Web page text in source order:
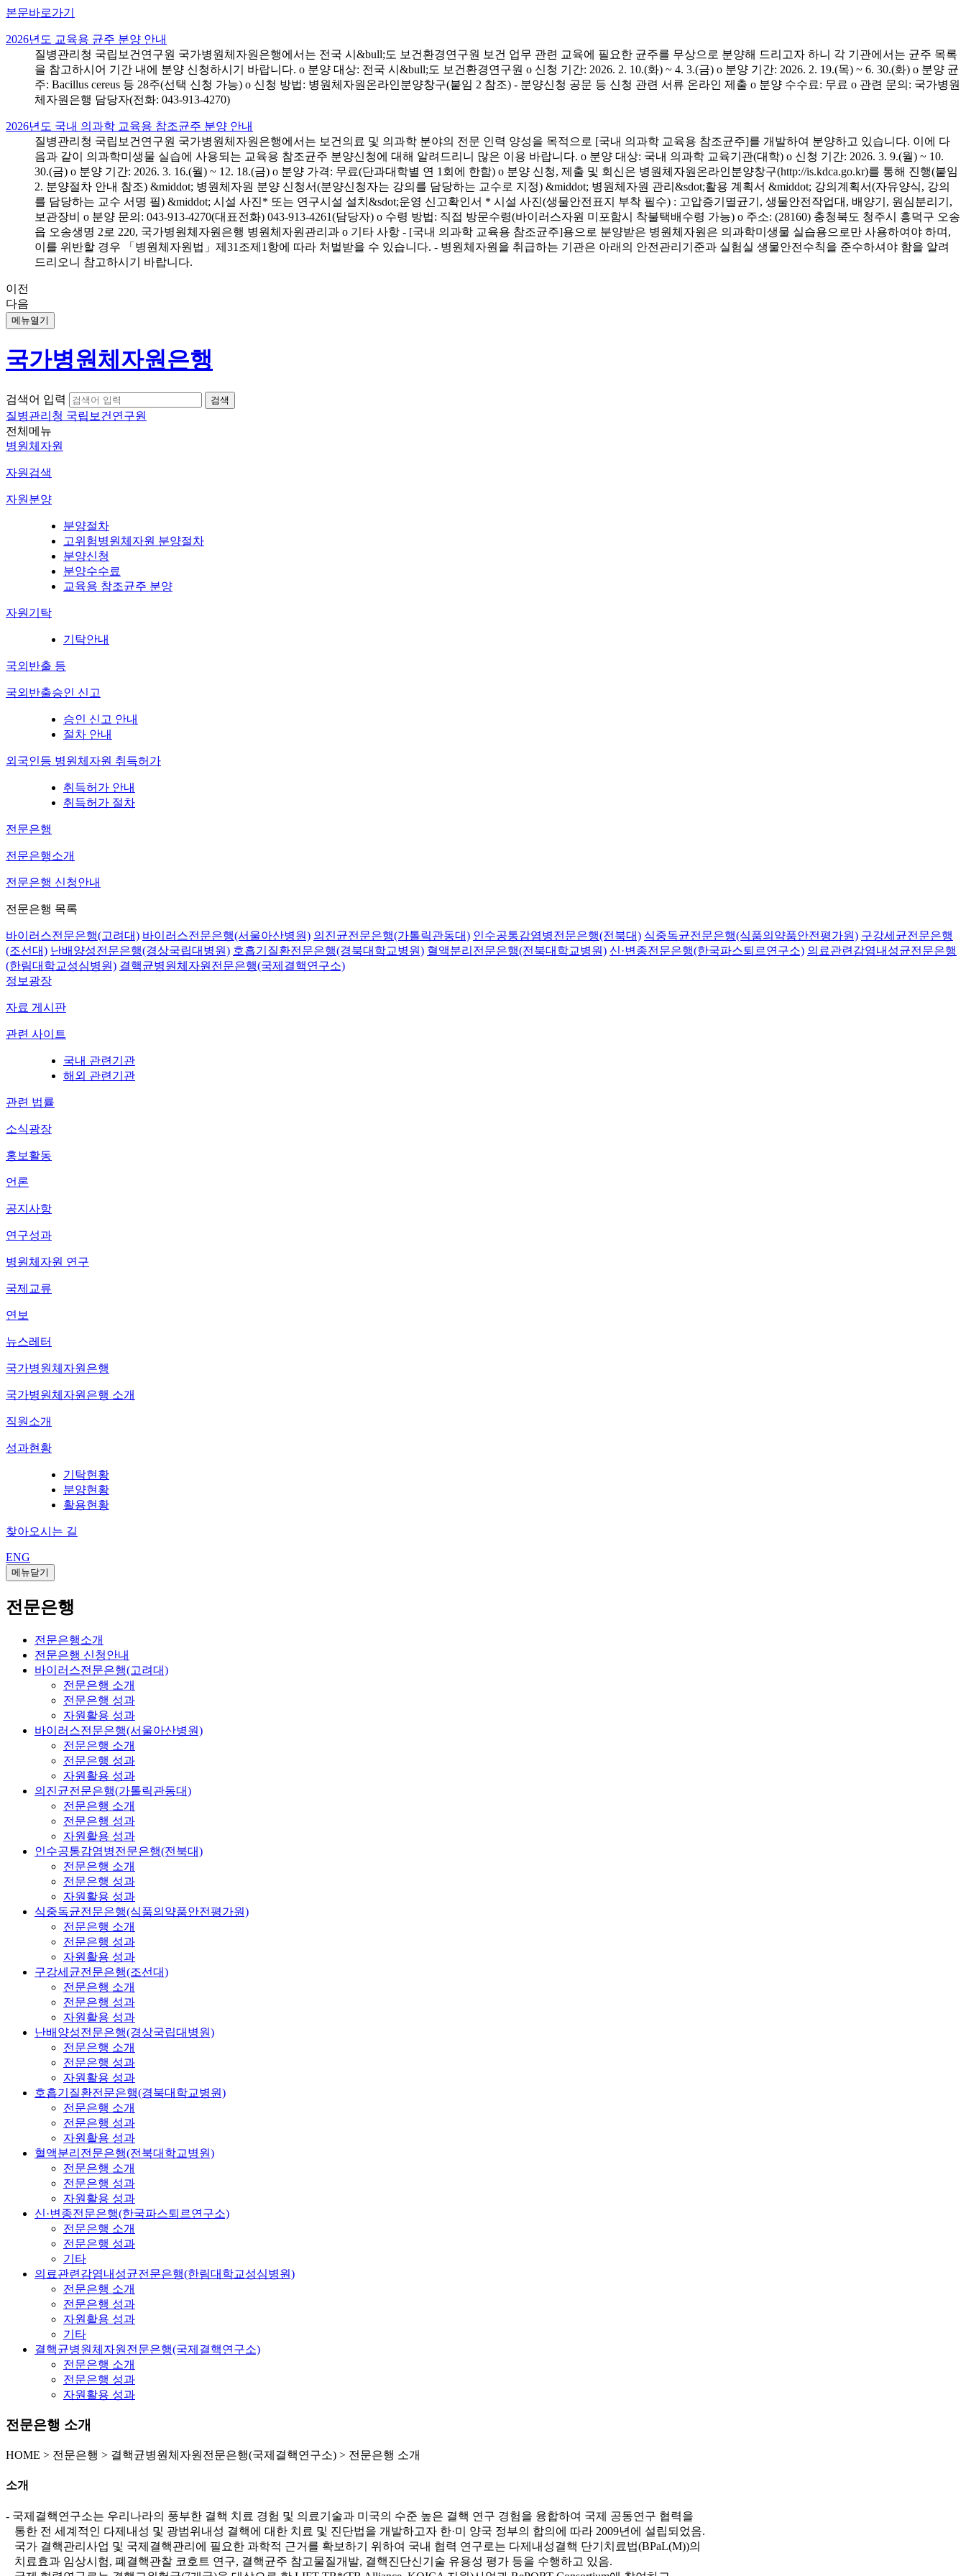
본문바로가기
2026년도 교육용 균주 분양 안내
질병관리청 국립보건연구원 국가병원체자원은행에서는 전국 시&bull;도 보건환경연구원 보건 업무 관련 교육에 필요한 균주를 무상으로 분양해 드리고자 하니 각 기관에서는 균주 목록
을 참고하시어 기간 내에 분양 신청하시기 바랍니다. o 분양 대상: 전국 시&bull;도 보건환경연구원 o 신청 기간: 2026. 2. 10.(화) ~ 4. 3.(금) o 분양 기간: 2026. 2. 19.(목) ~ 6. 30.(화) o 분양 균
주: Bacillus cereus 등 28주(선택 신청 가능) o 신청 방법: 병원체자원온라인분양창구(붙임 2 참조) - 분양신청 공문 등 신청 관련 서류 온라인 제출 o 분양 수수료: 무료 o 관련 문의: 국가병원
체자원은행 담당자(전화: 043-913-4270)
2026년도 국내 의과학 교육용 참조균주 분양 안내
질병관리청 국립보건연구원 국가병원체자원은행에서는 보건의료 및 의과학 분야의 전문 인력 양성을 목적으로 [국내 의과학 교육용 참조균주]를 개발하여 분양하고 있습니다. 이에 다
음과 같이 의과학미생물 실습에 사용되는 교육용 참조균주 분양신청에 대해 알려드리니 많은 이용 바랍니다. o 분양 대상: 국내 의과학 교육기관(대학) o 신청 기간: 2026. 3. 9.(월) ~ 10.
30.(금) o 분양 기간: 2026. 3. 16.(월) ~ 12. 18.(금) o 분양 가격: 무료(단과대학별 연 1회에 한함) o 분양 신청, 제출 및 회신은 병원체자원온라인분양창구(http://is.kdca.go.kr)를 통해 진행(붙임
2. 분양절차 안내 참조) &middot; 병원체자원 분양 신청서(분양신청자는 강의를 담당하는 교수로 지정) &middot; 병원체자원 관리&sdot;활용 계획서 &middot; 강의계획서(자유양식, 강의
를 담당하는 교수 서명 필) &middot; 시설 사진* 또는 연구시설 설치&sdot;운영 신고확인서 * 시설 사진(생물안전표지 부착 필수) : 고압증기멸균기, 생물안전작업대, 배양기, 원심분리기,
보관장비 o 분양 문의: 043-913-4270(대표전화) 043-913-4261(담당자) o 수령 방법: 직접 방문수령(바이러스자원 미포함시 착불택배수령 가능) o 주소: (28160) 충청북도 청주시 흥덕구 오송
읍 오송생명 2로 220, 국가병원체자원은행 병원체자원관리과 o 기타 사항 - [국내 의과학 교육용 참조균주]용으로 분양받은 병원체자원은 의과학미생물 실습용으로만 사용하여야 하며,
이를 위반할 경우 「병원체자원법」제31조제1항에 따라 처벌받을 수 있습니다. - 병원체자원을 취급하는 기관은 아래의 안전관리기준과 실험실 생물안전수칙을 준수하셔야 함을 알려
드리오니 참고하시기 바랍니다.
이전
다음
메뉴열기
국가병원체자원은행
검색어 입력
질병관리청 국립보건연구원
전체메뉴
병원체자원
자원검색
자원분양
분양절차
고위험병원체자원 분양절차
분양신청
분양수수료
교육용 참조균주 분양
자원기탁
기탁안내
국외반출 등
국외반출승인 신고
승인 신고 안내
절차 안내
외국인등 병원체자원 취득허가
취득허가 안내
취득허가 절차
전문은행
전문은행소개
전문은행 신청안내
전문은행 목록
바이러스전문은행(고려대) 바이러스전문은행(서울아산병원) 의진균전문은행(가톨릭관동대) 인수공통감염병전문은행(전북대) 식중독균전문은행(식품의약품안전평가원) 구강세균전문은행
(조선대) 난배양성전문은행(경상국립대병원) 호흡기질환전문은행(경북대학교병원) 혈액분리전문은행(전북대학교병원) 신·변종전문은행(한국파스퇴르연구소) 의료관련감염내성균전문은행
(한림대학교성심병원) 결핵균병원체자원전문은행(국제결핵연구소)
정보광장
자료 게시판
관련 사이트
국내 관련기관
해외 관련기관
관련 법률
소식광장
홍보활동
언론
공지사항
연구성과
병원체자원 연구
국제교류
연보
뉴스레터
국가병원체자원은행
국가병원체자원은행 소개
직원소개
성과현황
기탁현황
분양현황
활용현황
찾아오시는 길
ENG
메뉴닫기
전문은행
전문은행소개
전문은행 신청안내
바이러스전문은행(고려대)
전문은행 소개
전문은행 성과
자원활용 성과
바이러스전문은행(서울아산병원)
전문은행 소개
전문은행 성과
자원활용 성과
의진균전문은행(가톨릭관동대)
전문은행 소개
전문은행 성과
자원활용 성과
인수공통감염병전문은행(전북대)
전문은행 소개
전문은행 성과
자원활용 성과
식중독균전문은행(식품의약품안전평가원)
전문은행 소개
전문은행 성과
자원활용 성과
구강세균전문은행(조선대)
전문은행 소개
전문은행 성과
자원활용 성과
난배양성전문은행(경상국립대병원)
전문은행 소개
전문은행 성과
자원활용 성과
호흡기질환전문은행(경북대학교병원)
전문은행 소개
전문은행 성과
자원활용 성과
혈액분리전문은행(전북대학교병원)
전문은행 소개
전문은행 성과
자원활용 성과
신·변종전문은행(한국파스퇴르연구소)
전문은행 소개
전문은행 성과
기타
의료관련감염내성균전문은행(한림대학교성심병원)
전문은행 소개
전문은행 성과
자원활용 성과
기타
결핵균병원체자원전문은행(국제결핵연구소)
전문은행 소개
전문은행 성과
자원활용 성과
전문은행 소개
HOME > 전문은행 > 결핵균병원체자원전문은행(국제결핵연구소) > 전문은행 소개
소개
- 국제결핵연구소는 우리나라의 풍부한 결핵 치료 경험 및 의료기술과 미국의 수준 높은 결핵 연구 경험을 융합하여 국제 공동연구 협력을
통한 전 세계적인 다제내성 및 광범위내성 결핵에 대한 치료 및 진단법을 개발하고자 한·미 양국 정부의 합의에 따라 2009년에 설립되었음.
국가 결핵관리사업 및 국제결핵관리에 필요한 과학적 근거를 확보하기 위하여 국내 협력 연구로는 다제내성결핵 단기치료법(BPaL(M))의
치료효과 임상시험, 폐결핵관찰 코호트 연구, 결핵균주 참고물질개발, 결핵진단신기술 유용성 평가 등을 수행하고 있음.